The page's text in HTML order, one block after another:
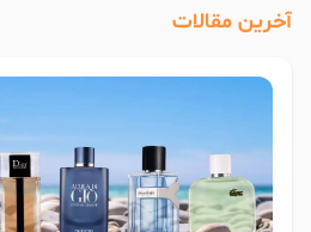
آخرین مقالات